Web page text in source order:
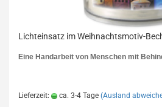
Lichteinsatz im Weihnachtsmotiv-
Eine Handarbeit von Menschen mit
Lieferzeit: ca. 3-4 Tage (Ausland